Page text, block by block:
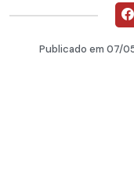
Publicado em 07/